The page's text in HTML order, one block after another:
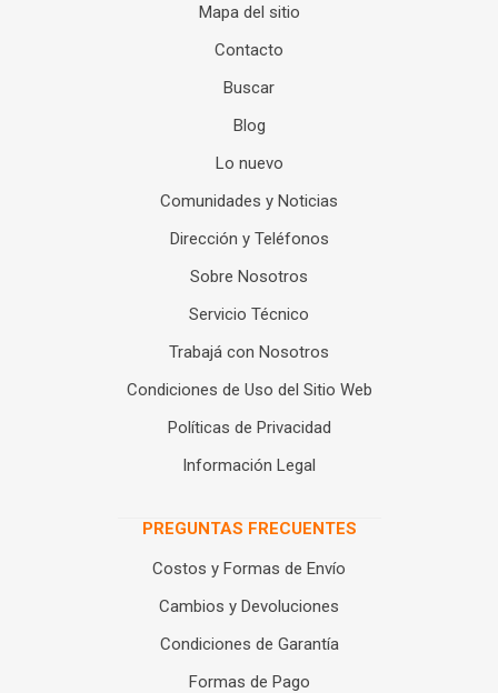
Mapa del sitio
Contacto
Buscar
Blog
Lo nuevo
Comunidades y Noticias
Dirección y Teléfonos
Sobre Nosotros
Servicio Técnico
Trabajá con Nosotros
Condiciones de Uso del Sitio Web
Políticas de Privacidad
Información Legal
PREGUNTAS FRECUENTES
Costos y Formas de Envío
Cambios y Devoluciones
Condiciones de Garantía
Formas de Pago